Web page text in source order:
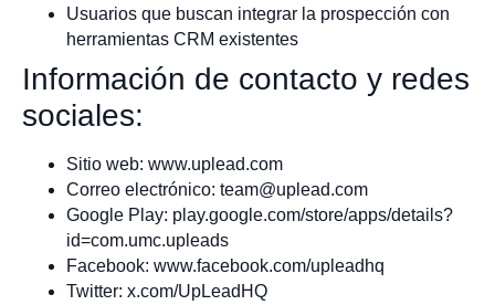
Usuarios que buscan integrar la prospección con
herramientas CRM existentes
Información de contacto y redes
sociales:
Sitio web: www.uplead.com
Correo electrónico: team@uplead.com
Google Play: play.google.com/store/apps/details?
id=com.umc.upleads
Facebook: www.facebook.com/upleadhq
Twitter: x.com/UpLeadHQ